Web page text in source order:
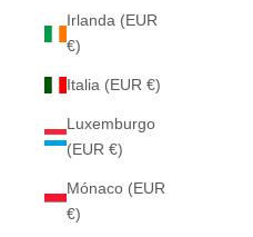
Irlanda (EUR
€)
Italia (EUR €)
Luxemburgo
(EUR €)
Mónaco (EUR
€)